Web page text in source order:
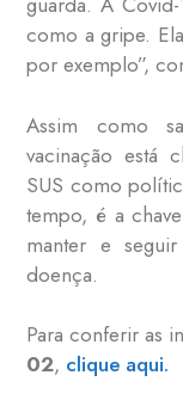
como a gripe.
por exemplo”,
Assim como
vacinação está
SUS como
tempo, é a
manter e
doença.
Para conferir as
02, clique aqui.